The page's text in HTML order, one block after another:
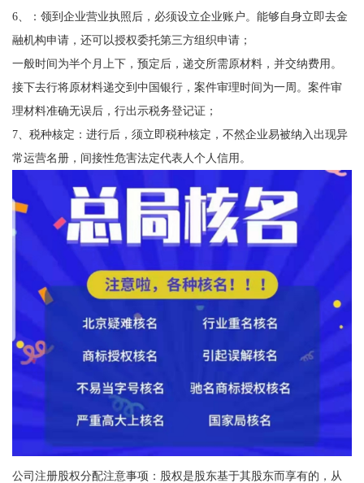
6、：领到企业营业执照后，必须设立企业账户。能够自身立即去金
融机构申请，还可以授权委托第三方组织申请；
一般时间为半个月上下，预定后，递交所需原材料，并交纳费用。
接下去行将原材料递交到中国银行，案件审理时间为一周。案件审
理材料准确无误后，行出示税务登记证；
7、税种核定：进行后，须立即税种核定，不然企业易被纳入出现异
常运营名册，间接性危害法定代表人个人信用。
公司注册股权分配注意事项：股权是股东基于其股东而享有的，从